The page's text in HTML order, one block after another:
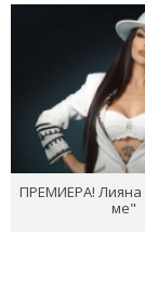
ПРЕМИЕРА! Лияна
ме"